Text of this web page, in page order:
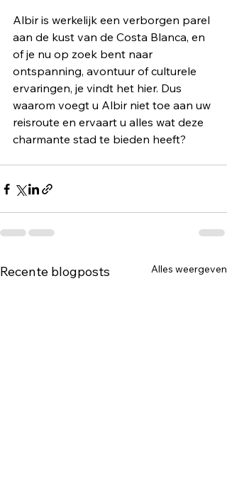
Albir is werkelijk een verborgen parel
aan de kust van de Costa Blanca, en
of je nu op zoek bent naar
ontspanning, avontuur of culturele
ervaringen, je vindt het hier. Dus
waarom voegt u Albir niet toe aan uw
reisroute en ervaart u alles wat deze
charmante stad te bieden heeft?
Recente blogposts Alles weergeven